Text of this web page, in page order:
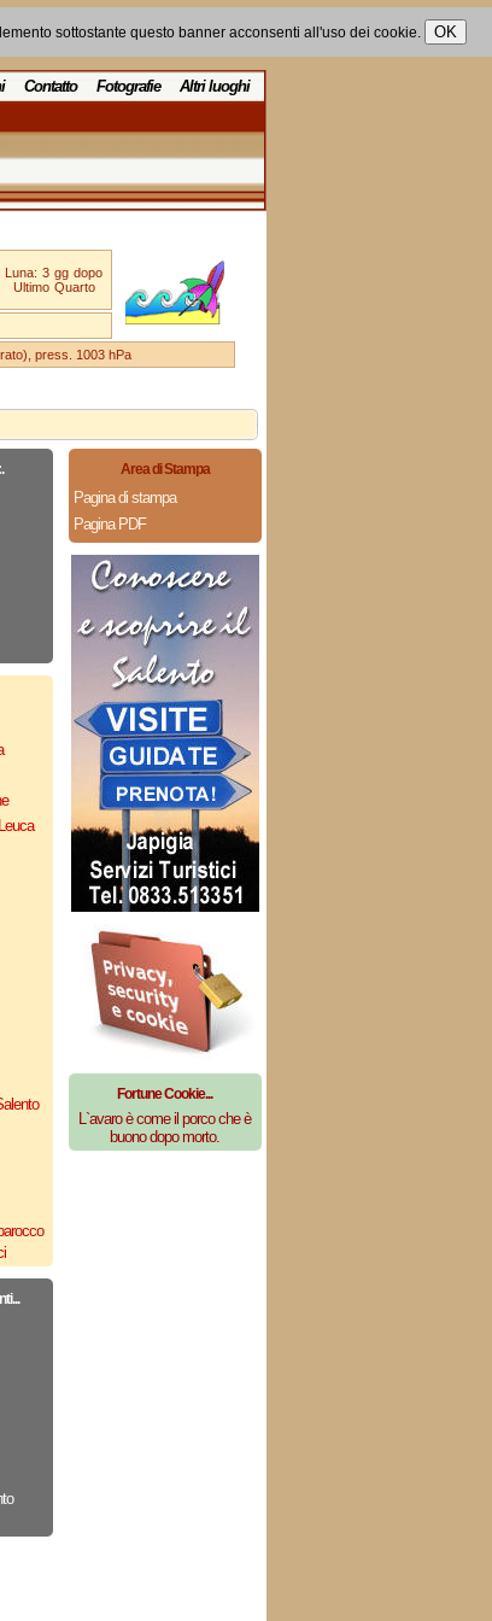
sottostante questo banner acconsenti all'uso dei cookie.
Contatto Fotografie Altri luoghi
Luna: 3 gg dopo
Ultimo Quarto
press. 1003 hPa
Area di Stampa
Pagina di stampa
Pagina PDF
Fortune Cookie...
L`avaro è come il porco che è
buono dopo morto.